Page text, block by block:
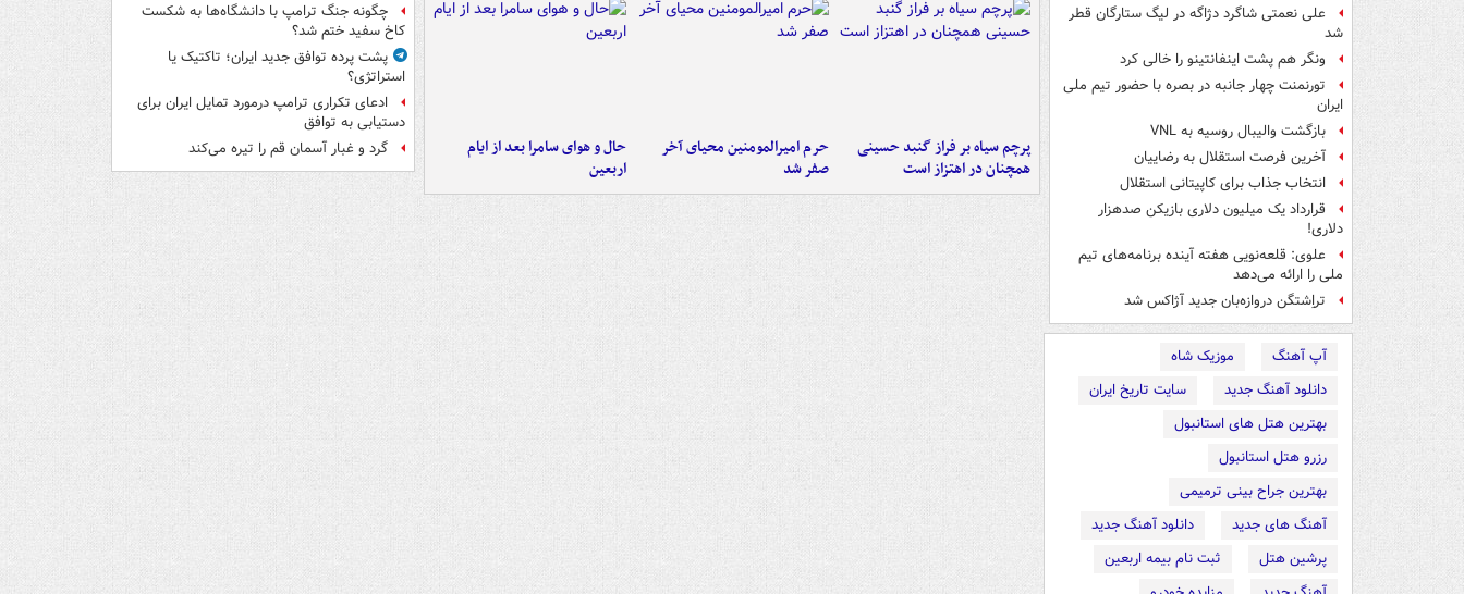
علی نعمتی شاگرد دژاگه در لیگ ستارگان قطر
شد
ونگر هم پشت اینفانتینو را خالی کرد
تورنمنت چهار جانبه در بصره با حضور تیم ملی
ایران
بازگشت والیبال روسیه به VNL
آخرین فرصت استقلال به رضاییان
انتخاب جذاب برای کاپیتانی استقلال
قرارداد یک میلیون دلاری بازیکن صدهزار
دلاری!
علوی: قلعه‌نویی هفته آینده برنامه‌های تیم
ملی را ارائه می‌دهد
تراِشتگن دروازه‌بان جدید آژاکس شد
آپ آهنگ
موزیک شاه
دانلود آهنگ جدید
سایت تاریخ ایران
بهترین هتل های استانبول
رزرو هتل استانبول
بهترین جراح بینی ترمیمی
آهنگ های جدید
دانلود آهنگ جدید
پرشین هتل
ثبت نام بیمه اربعین
پرچم سیاه بر فراز گنبد حسینی
همچنان در اهتزاز است
حرم امیرالمومنین محیای آخر
صفر شد
حال و هوای سامرا بعد از ایام
اربعین
چگونه جنگ ترامپ با دانشگاه‌ها به شکست
کاخ سفید ختم شد؟
پشت پرده توافق جدید ایران؛ تاکتیک یا
استراتژی؟
ادعای تکراری ترامپ درمورد تمایل ایران برای
دستیابی به توافق
گرد و غبار آسمان قم را تیره می‌کند